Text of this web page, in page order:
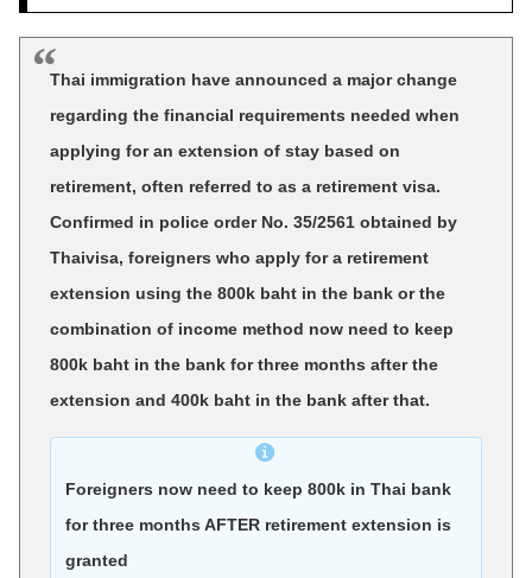
Thai immigration have announced a major change
regarding the financial requirements needed when
applying for an extension of stay based on
retirement, often referred to as a retirement visa.
Confirmed in police order No. 35/2561 obtained by
Thaivisa, foreigners who apply for a retirement
extension using the 800k baht in the bank or the
combination of income method now need to keep
800k baht in the bank for three months after the
extension and 400k baht in the bank after that.
Foreigners now need to keep 800k in Thai bank
for three months AFTER retirement extension is
granted